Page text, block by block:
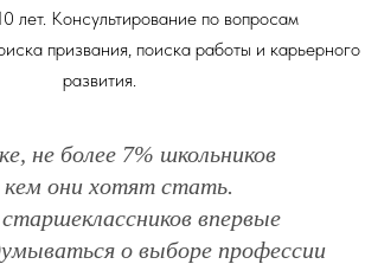
лет. Консультирование по вопросам
призвания, поиска работы и карьерного
развития.
не более 7% школьников
они хотят стать.
впервые
о выборе профессии